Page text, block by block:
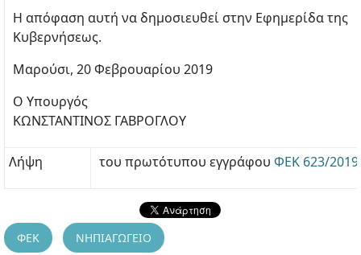
Η απόφαση αυτή να δημοσιευθεί στην Εφημερίδα της
Κυβερνήσεως.
Μαρούσι, 20 Φεβρουαρίου 2019
Ο Υπουργός
ΚΩΝΣΤΑΝΤΙΝΟΣ ΓΑΒΡΟΓΛΟΥ
Λήψη του πρωτότυπου εγγράφου ΦΕΚ 623/2019
ΦΕΚ ΝΗΠΙΑΓΩΓΕΙΟ